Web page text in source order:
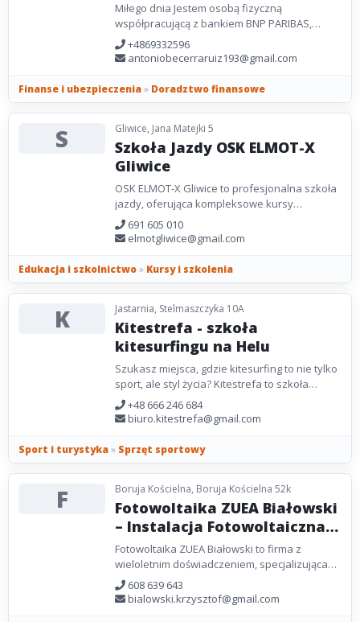
Miłego dnia Jestem osobą fizyczną
współpracującą z bankiem BNP PARIBAS,
międzynarodowym bankiem o zasięgu
światowym, w celu udzielania...
+4869332596
antoniobecerraruiz193@gmail.com
Finanse i ubezpieczenia» Doradztwo finansowe
S Gliwice, Jana Matejki 5
Szkoła Jazdy OSK ELMOT-X
Gliwice
OSK ELMOT-X Gliwice to profesjonalna szkoła
jazdy, oferująca kompleksowe kursy
przygotowujące do egzaminu na prawo jazdy.
Zapewniamy zarówno...
691 605 010
elmotgliwice@gmail.com
Edukacja i szkolnictwo» Kursy i szkolenia
K Jastarnia, Stelmaszczyka 10A
Kitestrefa - szkoła
kitesurfingu na Helu
Szukasz miejsca, gdzie kitesurfing to nie tylko
sport, ale styl życia? Kitestrefa to szkoła
kitesurfingu, która rozwinie Twoje skrzydła!...
+48 666 246 684
biuro.kitestrefa@gmail.com
Sport i turystyka» Sprzęt sportowy
F Boruja Kościelna, Boruja Kościelna 52k
Fotowoltaika ZUEA Białowski
– Instalacja Fotowoltaiczna |
Panele Słoneczne |
Technologia Solar Edge
Fotowoltaika ZUEA Białowski to firma z
wieloletnim doświadczeniem, specjalizująca
się w projektowaniu i montażu systemów
fotowoltaicznych...
608 639 643
bialowski.krzysztof@gmail.com